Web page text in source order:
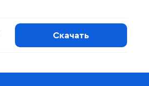
Скачать